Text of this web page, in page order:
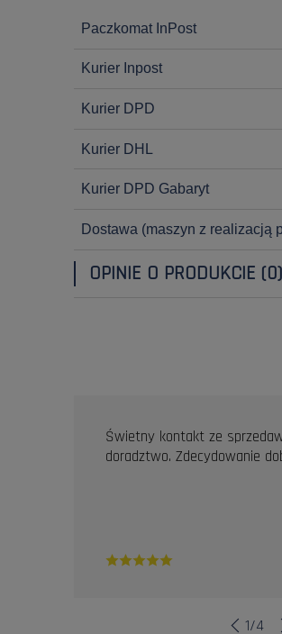
Paczkomat InPost
Kurier Inpost
Kurier DPD
Kurier DHL
Kurier DPD Gabaryt
Dostawa (maszyn z realizacją
OPINIE O PRODUKCIE (0)
Świetny kontakt ze
doradztwo. Zdecydowanie
1/4